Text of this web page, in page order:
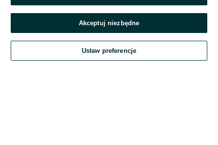
Zaloguj się
Kontynuując za pośrednictwem jednego z dostawców wskazanych powyżej,
OLX.pl w jego aktualnym brzmieniu.
Akceptuj niezbędne
Ustaw preferencje